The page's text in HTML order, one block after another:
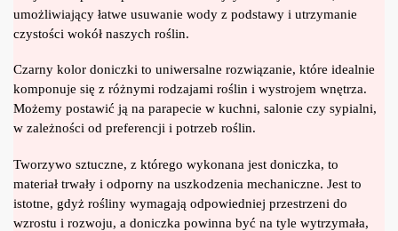
umożliwiający łatwe usuwanie wody z podstawy i utrzymanie
czystości wokół naszych roślin.
Czarny kolor doniczki to uniwersalne rozwiązanie, które idealnie
komponuje się z różnymi rodzajami roślin i wystrojem wnętrza.
Możemy postawić ją na parapecie w kuchni, salonie czy sypialni,
w zależności od preferencji i potrzeb roślin.
Tworzywo sztuczne, z którego wykonana jest doniczka, to
materiał trwały i odporny na uszkodzenia mechaniczne. Jest to
istotne, gdyż rośliny wymagają odpowiedniej przestrzeni do
wzrostu i rozwoju, a doniczka powinna być na tyle wytrzymała,